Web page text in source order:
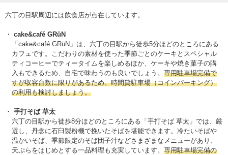
六丁の目駅周辺には飲食店が点在しています。
cake&café GRüN
「cake&café GRüN」は、六丁の目駅から徒歩5分ほどのところにある
カフェです。こだわりの素材を使った季節ごとのケーキとスペシャル
ティコーヒーでティータイムを楽しめるほか、ケーキや焼き菓子の購
入もできるため、自宅で味わうのも良いでしょう。 専用駐車場完備で
すが収容台数に限りがあるため、時間貸駐車場（コインパーキング）
の利用も検討しましょう。
手打そば 草太
六丁の目駅から徒歩8分ほどのところにある「手打そば 草太」では、厳
選し、丹念に石臼製粉機で挽いたそばを堪能できます。冷たいそばや
温かいそば、季節限定のそば団子汁などさまざまなメニューがあり、
天ぷらをはじめとする一品料理も充実しています。 専用駐車場完備の